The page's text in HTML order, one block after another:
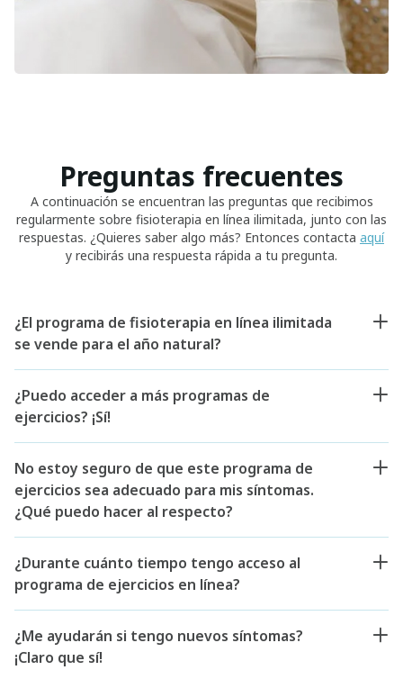
Preguntas frecuentes
A continuación se encuentran las preguntas que recibimos
regularmente sobre fisioterapia en línea ilimitada, junto con las
respuestas. ¿Quieres saber algo más? Entonces contacta aquí
y recibirás una respuesta rápida a tu pregunta.
¿El programa de fisioterapia en línea ilimitada
se vende para el año natural?
¿Puedo acceder a más programas de
ejercicios? ¡Sí!
No estoy seguro de que este programa de
ejercicios sea adecuado para mis síntomas.
¿Qué puedo hacer al respecto?
¿Durante cuánto tiempo tengo acceso al
programa de ejercicios en línea?
¿Me ayudarán si tengo nuevos síntomas?
¡Claro que sí!